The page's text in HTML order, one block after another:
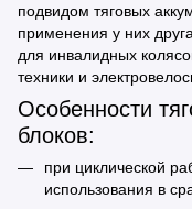
подвидом тяговых
применения у них
для инвалидных
техники и
Особенности
блоков:
при циклической
использования в